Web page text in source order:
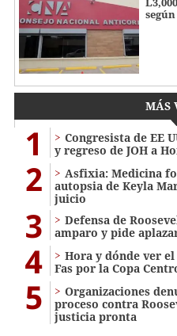
MÁS
1
Congresista de EE
y regreso de JOH a
2
Asfixia: Medicina
autopsia de Keyla
juicio
3
Defensa de
amparo y pide
4
Hora y dónde ver
Fas por la Copa
5
Organizaciones
proceso contra
justicia pronta